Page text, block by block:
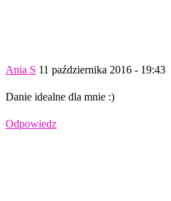
Ania S 11 października 2016 - 19:43
Danie idealne dla mnie :)
Odpowiedz